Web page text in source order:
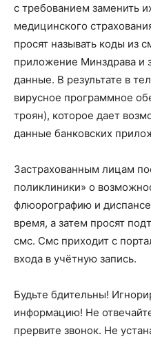
с требованием заменить
медицинского
просят называть коды из
приложение Минздрава и
данные. В результате в
вирусное программное
троян), которое дает
данные банковских
Застрахованным лицам
поликлиники» о
флюорографию и
время, а затем просят
смс. Смс приходит с
входа в учётную запись.
Будьте бдительны!
информацию! Не
прервите звонок. Не